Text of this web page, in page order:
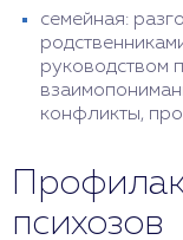
семейная:
руководством
конфликты,
психозов